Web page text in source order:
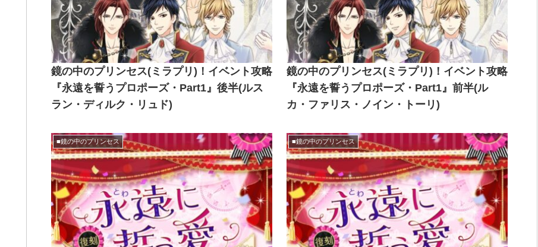
鏡の中のプリンセス(ミラプリ)！イベント攻略
『永遠を誓うプロポーズ・Part1』後半(ルス
ラン・ディルク・リュド)
鏡の中のプリンセス(ミラプリ)！イベント攻略
『永遠を誓うプロポーズ・Part1』前半(ル
カ・ファリス・ノイン・トーリ)
■鏡の中のプリンセス ■鏡の中のプリンセス